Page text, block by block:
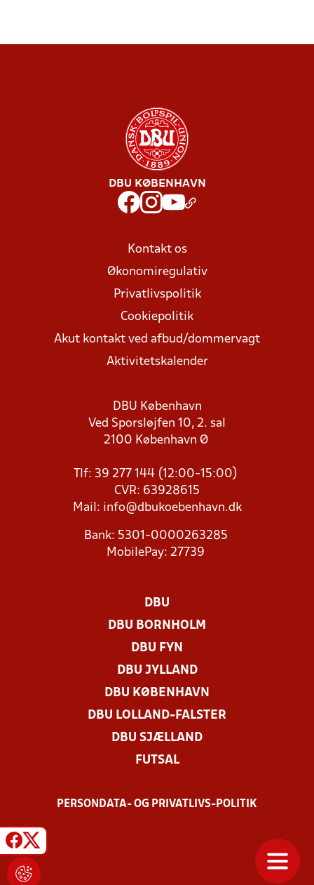
DBU KØBENHAVN
Kontakt os
Økonomiregulativ
Privatlivspolitik
Cookiepolitik
Akut kontakt ved afbud/dommervagt
Aktivitetskalender
DBU København
Ved Sporsløjfen 10, 2. sal
2100 København Ø
Tlf: 39 277 144 (12:00-15:00)
CVR: 63928615
Mail: info@dbukoebenhavn.dk
Bank: 5301-0000263285
MobilePay: 27739
DBU
DBU BORNHOLM
DBU FYN
DBU JYLLAND
DBU KØBENHAVN
DBU LOLLAND-FALSTER
DBU SJÆLLAND
FUTSAL
PERSONDATA- OG PRIVATLIVS-POLITIK